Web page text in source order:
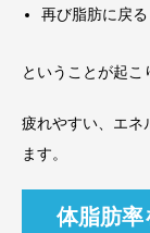
再び脂肪に戻る
ということが起こ
疲れやすい、エネ
ます。
体脂肪率